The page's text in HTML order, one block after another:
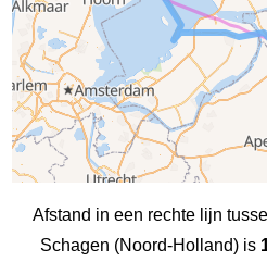
Afstand in een rechte lijn
Schagen (Noord-Holland) is